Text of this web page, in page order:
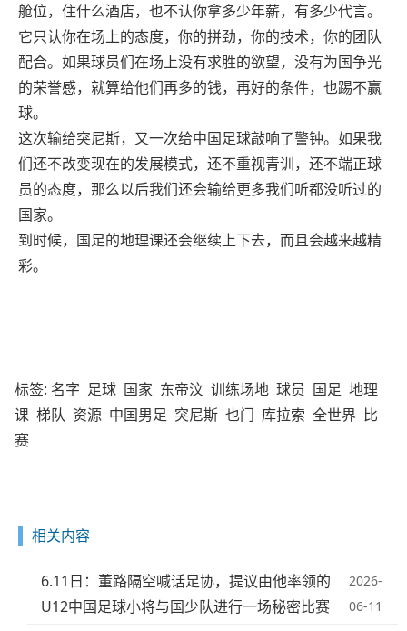
舱位，住什么酒店，也不认你拿多少年薪，有多少代言。
它只认你在场上的态度，你的拼劲，你的技术，你的团队
配合。如果球员们在场上没有求胜的欲望，没有为国争光
的荣誉感，就算给他们再多的钱，再好的条件，也踢不赢
球。
这次输给突尼斯，又一次给中国足球敲响了警钟。如果我
们还不改变现在的发展模式，还不重视青训，还不端正球
员的态度，那么以后我们还会输给更多我们听都没听过的
国家。
到时候，国足的地理课还会继续上下去，而且会越来越精
彩。
标签: 名字 足球 国家 东帝汶 训练场地 球员 国足 地理
课 梯队 资源 中国男足 突尼斯 也门 库拉索 全世界 比
赛
相关内容
6.11日：董路隔空喊话足协，提议由他率领的
U12中国足球小将与国少队进行一场秘密比赛
2026-
06-11